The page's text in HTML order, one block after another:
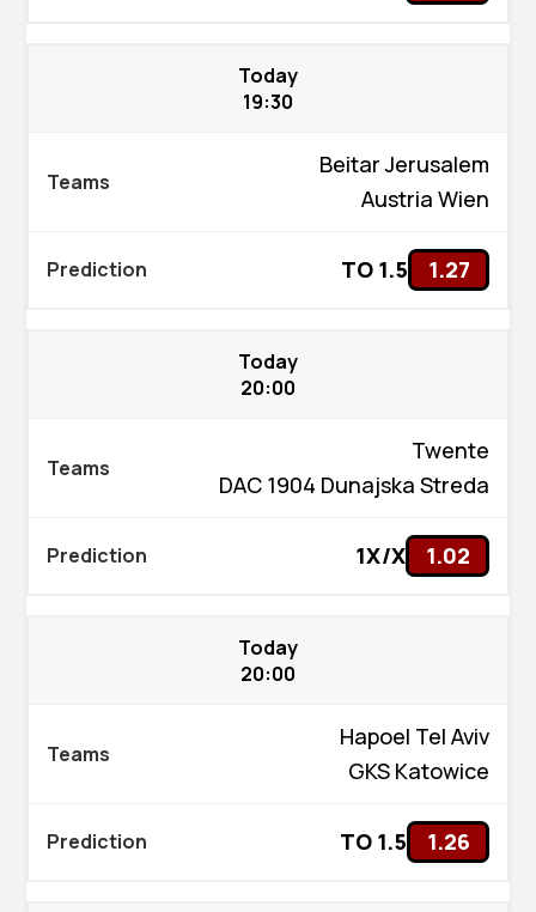
Today
19:30
Beitar Jerusalem
Austria Wien
TO 1.5 1.27
Today
20:00
Twente
DAC 1904 Dunajska Streda
1X/X 1.02
Today
20:00
Hapoel Tel Aviv
GKS Katowice
TO 1.5 1.26